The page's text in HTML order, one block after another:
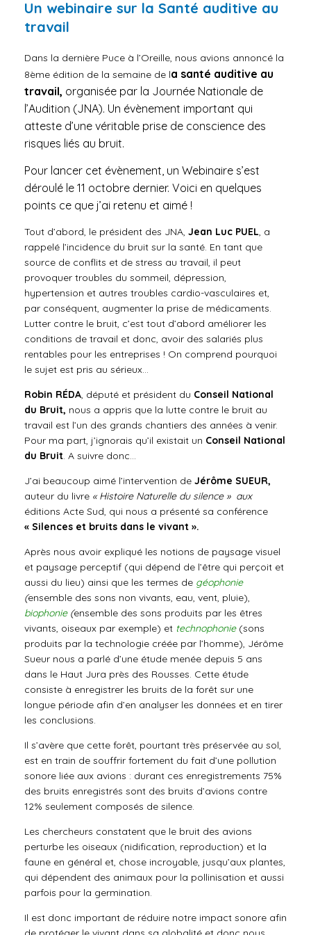
Un webinaire sur la Santé auditive au
travail
Dans la dernière Puce à l’Oreille, nous avions annoncé la
8ème édition de la semaine de la santé auditive au
travail, organisée par la Journée Nationale de
l’Audition (JNA). Un évènement important qui
atteste d’une véritable prise de conscience des
risques liés au bruit.
Pour lancer cet évènement, un Webinaire s’est
déroulé le 11 octobre dernier. Voici en quelques
points ce que j’ai retenu et aimé !
Tout d’abord, le président des JNA, Jean Luc PUEL, a
rappelé l’incidence du bruit sur la santé. En tant que
source de conflits et de stress au travail, il peut
provoquer troubles du sommeil, dépression,
hypertension et autres troubles cardio-vasculaires et,
par conséquent, augmenter la prise de médicaments.
Lutter contre le bruit, c’est tout d’abord améliorer les
conditions de travail et donc, avoir des salariés plus
rentables pour les entreprises ! On comprend pourquoi
le sujet est pris au sérieux…
Robin RÉDA, député et président du Conseil National
du Bruit, nous a appris que la lutte contre le bruit au
travail est l’un des grands chantiers des années à venir.
Pour ma part, j’ignorais qu’il existait un Conseil National
du Bruit. A suivre donc…
J’ai beaucoup aimé l’intervention de Jérôme SUEUR,
auteur du livre « Histoire Naturelle du silence » aux
éditions Acte Sud, qui nous a présenté sa conférence
« Silences et bruits dans le vivant ».
Après nous avoir expliqué les notions de paysage visuel
et paysage perceptif (qui dépend de l’être qui perçoit et
aussi du lieu) ainsi que les termes de géophonie
(ensemble des sons non vivants, eau, vent, pluie),
biophonie(ensemble des sons produits par les êtres
vivants, oiseaux par exemple) et technophonie (sons
produits par la technologie créée par l’homme), Jérôme
Sueur nous a parlé d’une étude menée depuis 5 ans
dans le Haut Jura près des Rousses. Cette étude
consiste à enregistrer les bruits de la forêt sur une
longue période afin d’en analyser les données et en tirer
les conclusions.
Il s’avère que cette forêt, pourtant très préservée au sol,
est en train de souffrir fortement du fait d’une pollution
sonore liée aux avions : durant ces enregistrements 75%
des bruits enregistrés sont des bruits d’avions contre
12% seulement composés de silence.
Les chercheurs constatent que le bruit des avions
perturbe les oiseaux (nidification, reproduction) et la
faune en général et, chose incroyable, jusqu’aux plantes,
qui dépendent des animaux pour la pollinisation et aussi
parfois pour la germination.
Il est donc important de réduire notre impact sonore afin